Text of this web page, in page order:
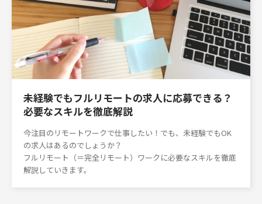
未経験でもフルリモートの求人に応募できる？
必要なスキルを徹底解説
今注目のリモートワークで仕事したい！でも、未経験でもOK
の求人はあるのでしょうか？
フルリモート（＝完全リモート）ワークに必要なスキルを徹底
解説していきます。